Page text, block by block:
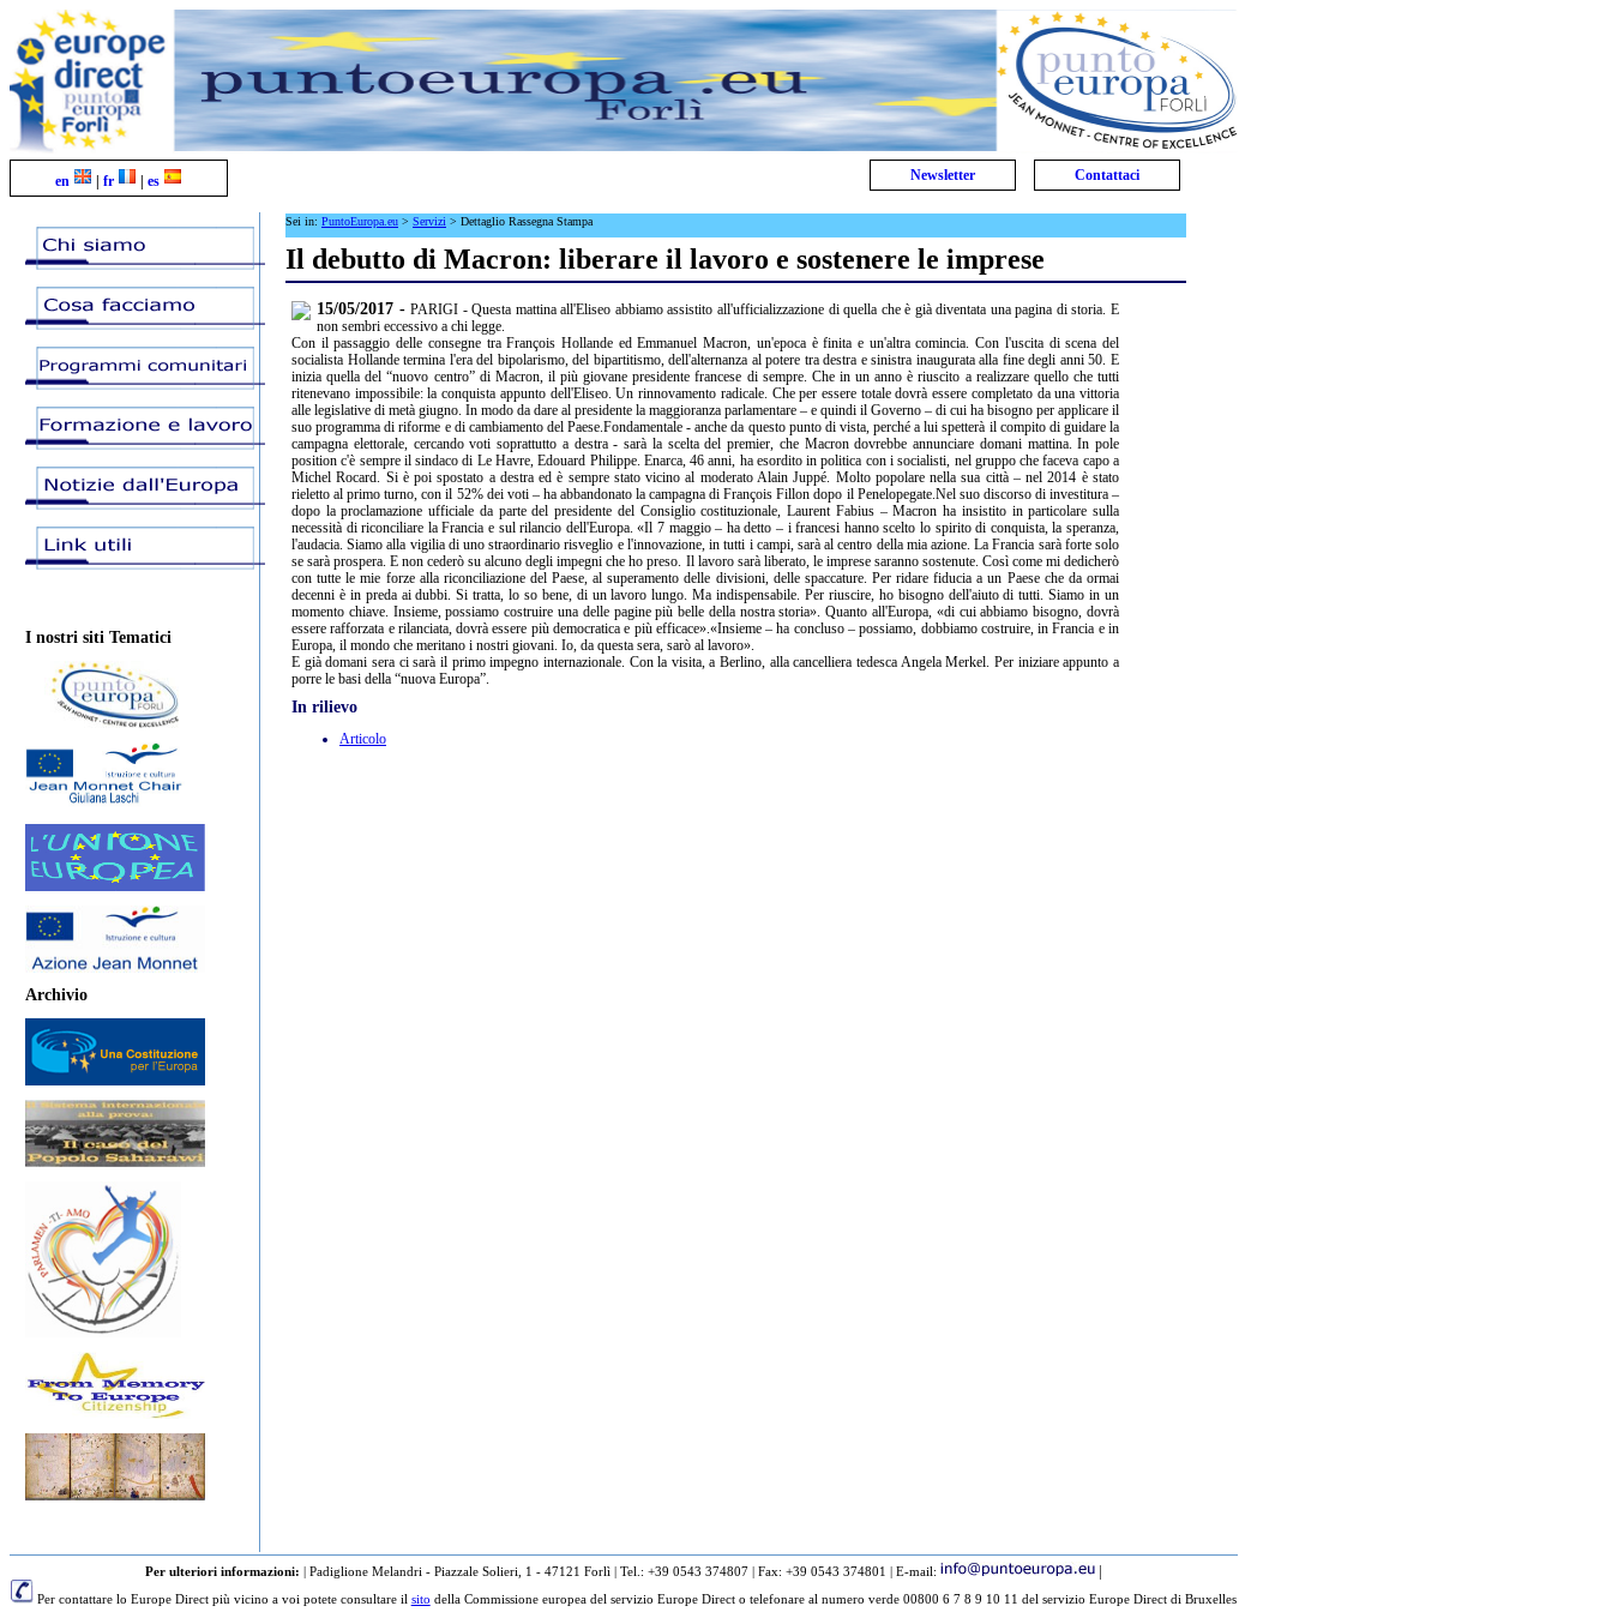
en | fr | es Newsletter Contattaci
I nostri siti Tematici
Archivio
Sei in: PuntoEuropa.eu > Servizi > Dettaglio Rassegna Stampa
Il debutto di Macron: liberare il lavoro e sostenere le imprese
15/05/2017 -PARIGI - Questa mattina all'Eliseo abbiamo assistito all'ufficializzazione di quella che è già diventata una pagina di storia. E
non sembri eccessivo a chi legge.
Con il passaggio delle consegne tra François Hollande ed Emmanuel Macron, un'epoca è finita e un'altra comincia. Con l'uscita di scena del
socialista Hollande termina l'era del bipolarismo, del bipartitismo, dell'alternanza al potere tra destra e sinistra inaugurata alla fine degli anni 50. E
inizia quella del “nuovo centro” di Macron, il più giovane presidente francese di sempre. Che in un anno è riuscito a realizzare quello che tutti
ritenevano impossibile: la conquista appunto dell'Eliseo. Un rinnovamento radicale. Che per essere totale dovrà essere completato da una vittoria
alle legislative di metà giugno. In modo da dare al presidente la maggioranza parlamentare – e quindi il Governo – di cui ha bisogno per applicare il
suo programma di riforme e di cambiamento del Paese.Fondamentale - anche da questo punto di vista, perché a lui spetterà il compito di guidare la
campagna elettorale, cercando voti soprattutto a destra - sarà la scelta del premier, che Macron dovrebbe annunciare domani mattina. In pole
position c'è sempre il sindaco di Le Havre, Edouard Philippe. Enarca, 46 anni, ha esordito in politica con i socialisti, nel gruppo che faceva capo a
Michel Rocard. Si è poi spostato a destra ed è sempre stato vicino al moderato Alain Juppé. Molto popolare nella sua città – nel 2014 è stato
rieletto al primo turno, con il 52% dei voti – ha abbandonato la campagna di François Fillon dopo il Penelopegate.Nel suo discorso di investitura –
dopo la proclamazione ufficiale da parte del presidente del Consiglio costituzionale, Laurent Fabius – Macron ha insistito in particolare sulla
necessità di riconciliare la Francia e sul rilancio dell'Europa. «Il 7 maggio – ha detto – i francesi hanno scelto lo spirito di conquista, la speranza,
l'audacia. Siamo alla vigilia di uno straordinario risveglio e l'innovazione, in tutti i campi, sarà al centro della mia azione. La Francia sarà forte solo
se sarà prospera. E non cederò su alcuno degli impegni che ho preso. Il lavoro sarà liberato, le imprese saranno sostenute. Così come mi dedicherò
con tutte le mie forze alla riconciliazione del Paese, al superamento delle divisioni, delle spaccature. Per ridare fiducia a un Paese che da ormai
decenni è in preda ai dubbi. Si tratta, lo so bene, di un lavoro lungo. Ma indispensabile. Per riuscire, ho bisogno dell'aiuto di tutti. Siamo in un
momento chiave. Insieme, possiamo costruire una delle pagine più belle della nostra storia». Quanto all'Europa, «di cui abbiamo bisogno, dovrà
essere rafforzata e rilanciata, dovrà essere più democratica e più efficace».«Insieme – ha concluso – possiamo, dobbiamo costruire, in Francia e in
Europa, il mondo che meritano i nostri giovani. Io, da questa sera, sarò al lavoro».
E già domani sera ci sarà il primo impegno internazionale. Con la visita, a Berlino, alla cancelliera tedesca Angela Merkel. Per iniziare appunto a
porre le basi della “nuova Europa”.
In rilievo
Articolo
Per ulteriori informazioni: | Padiglione Melandri - Piazzale Solieri, 1 - 47121 Forlì | Tel.: +39 0543 374807 | Fax: +39 0543 374801 | E-mail: |
Per contattare lo Europe Direct più vicino a voi potete consultare il sito della Commissione europea del servizio Europe Direct o telefonare al numero verde 00800 6 7 8 9 10 11 del servizio Europe Direct di Bruxelles